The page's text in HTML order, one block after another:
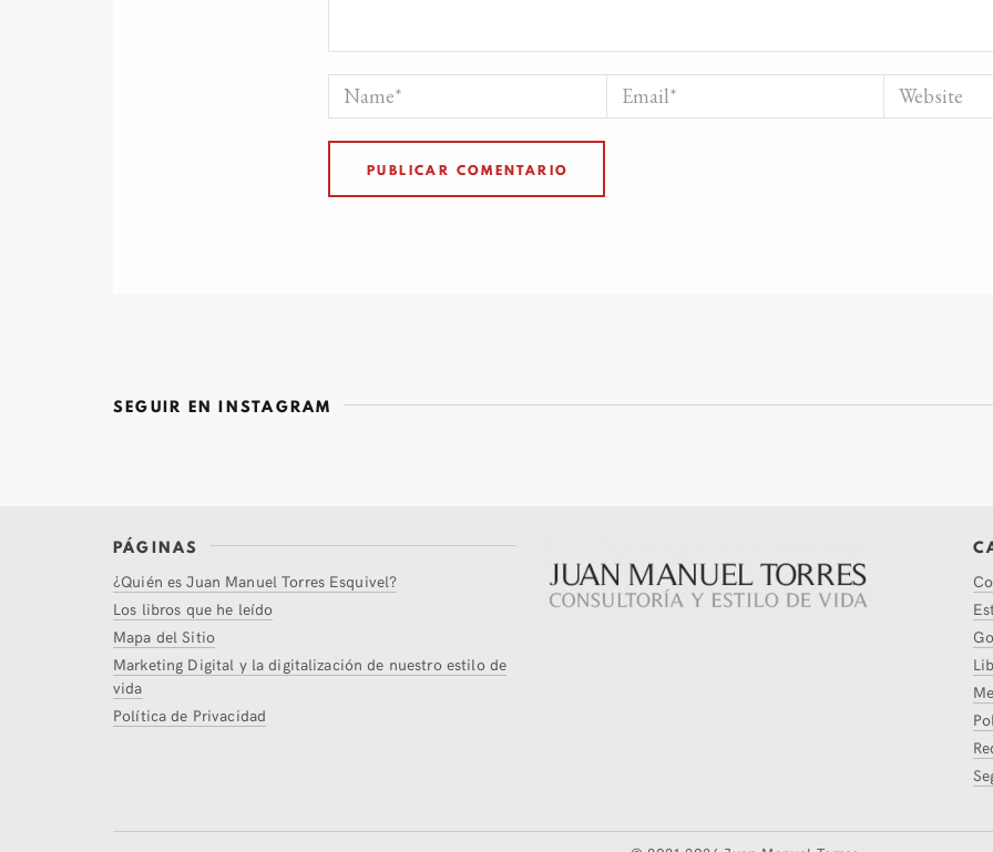
SEGUIR EN INSTAGRAM
PÁGINAS
¿Quién es Juan Manuel Torres Esquivel?
Los libros que he leído
Mapa del Sitio
Marketing Digital y la digitalización de nuestro estilo de
vida
Política de Privacidad